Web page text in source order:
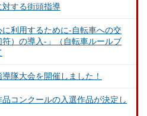
対する街頭指導
に利用するために-自転車への交
）の導入-」（自転車ルールブ
隊大会を開催しました！
コンクールの入選作品が決定し